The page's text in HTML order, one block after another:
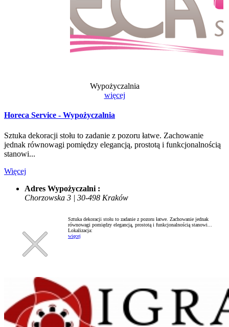
Wypożyczalnia
więcej
Horeca Service - Wypożyczalnia
Sztuka dekoracji stołu to zadanie z pozoru łatwe. Zachowanie
jednak równowagi pomiędzy elegancją, prostotą i funkcjonalnością
stanowi...
Więcej
Adres Wypożyczalni :
Chorzowska 3 | 30-498 Kraków
Sztuka dekoracji stołu to zadanie z pozoru łatwe. Zachowanie jednak
równowagi pomiędzy elegancją, prostotą i funkcjonalnością stanowi...
Lokalizacja:
więcej